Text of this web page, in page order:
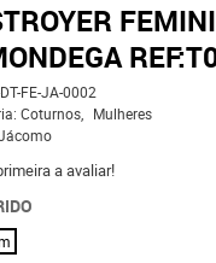
FE-JA-0002
Coturnos
Mulheres
a avaliar!